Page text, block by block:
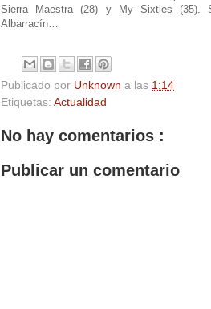
Sierra Maestra (28) y My Sixties (35).
Albarracín…
Publicado por Unknown a las 1:14
Etiquetas: Actualidad
No hay comentarios :
Publicar un comentario